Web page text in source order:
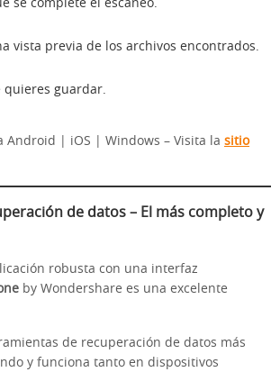
se complete el escaneo.
vista previa de los archivos encontrados.
quieres guardar.
Android | iOS | Windows – Visita la sitio
de datos – El más completo y
robusta con una interfaz
by Wondershare es una excelente
de recuperación de datos más
y funciona tanto en dispositivos